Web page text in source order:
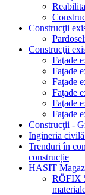
Construcţii
Construcţii
Faţade
Faţade
Faţade
Faţade
Faţade
Faţade
Construcţii -
Ingineria
Trenduri în
construcție
HASIT
RÖFIX